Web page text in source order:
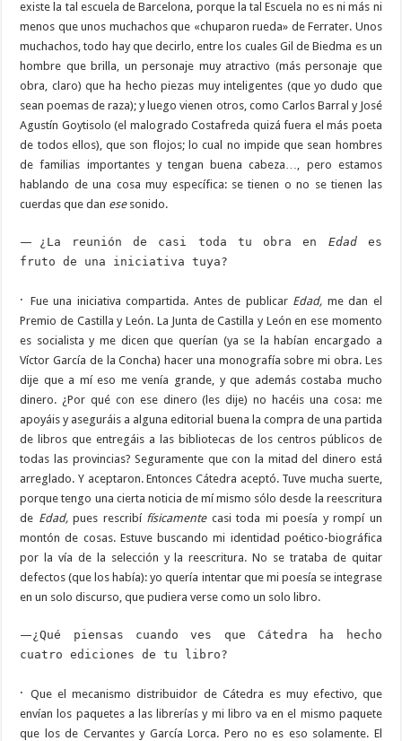
existe la tal escuela de Barcelona, porque la tal Escuela no es ni más ni
menos que unos muchachos que «chuparon rueda» de Ferrater. Unos
muchachos, todo hay que decirlo, entre los cuales Gil de Biedma es un
hombre que brilla, un personaje muy atractivo (más personaje que
obra, claro) que ha hecho piezas muy inteligentes (que yo dudo que
sean poemas de raza); y luego vienen otros, como Carlos Barral y José
Agustín Goytisolo (el malogrado Costafreda quizá fuera el más poeta
de todos ellos), que son flojos; lo cual no impide que sean hombres
de familias importantes y tengan buena cabeza…, pero estamos
hablando de una cosa muy específica: se tienen o no se tienen las
cuerdas que dan ese sonido.
— ¿La reunión de casi toda tu obra en Edades
fruto de una iniciativa tuya?
· Fue una iniciativa compartida. Antes de publicar Edad, me dan el
Premio de Castilla y León. La Junta de Castilla y León en ese momento
es socialista y me dicen que querían (ya se la habían encargado a
Víctor García de la Concha) hacer una monografía sobre mi obra. Les
dije que a mí eso me venía grande, y que además costaba mucho
dinero. ¿Por qué con ese dinero (les dije) no hacéis una cosa: me
apoyáis y aseguráis a alguna editorial buena la compra de una partida
de libros que entregáis a las bibliotecas de los centros públicos de
todas las provincias? Seguramente que con la mitad del dinero está
arreglado. Y aceptaron. Entonces Cátedra aceptó. Tuve mucha suerte,
porque tengo una cierta noticia de mí mismo sólo desde la reescritura
de Edad,pues rescribí físicamente casi toda mi poesía y rompí un
montón de cosas. Estuve buscando mi identidad poético-biográfica
por la vía de la selección y la reescritura. No se trataba de quitar
defectos (que los había): yo quería intentar que mi poesía se integrase
en un solo discurso, que pudiera verse como un solo libro.
— ¿Qué piensas cuando ves que Cátedra ha hecho
cuatro ediciones de tu libro?
·Que el mecanismo distribuidor de Cátedra es muy efectivo, que
envían los paquetes a las librerías y mi libro va en el mismo paquete
que los de Cervantes y García Lorca. Pero no es eso solamente. El